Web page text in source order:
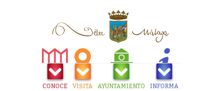
CONOCE VISITA AYUNTAMIENTO INFORMA